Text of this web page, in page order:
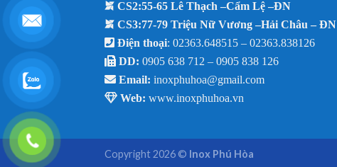
CS2:55-65 Lê Thạch –Cẩm Lệ –ĐN
CS3:77-79 Triệu Nữ Vương –Hải Châu – ĐN
Điện thoại: 02363.648515 – 02363.838126
DD: 0905 638 712 – 0905 838 126
Email: inoxphuhoa@gmail.com
Web: www.inoxphuhoa.vn
Copyright 2026 © Inox Phú Hòa